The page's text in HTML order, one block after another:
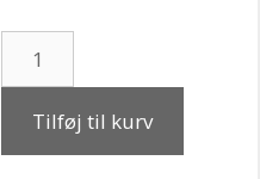
landbrugs
TA8001
antal
Tilføj til kurv